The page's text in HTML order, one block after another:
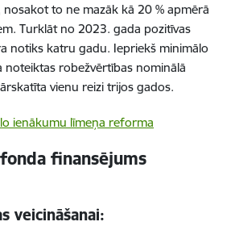
to ne mazāk kā 20 % apmērā
Turklāt no 2023. gada pozitīvas
notiks katru gadu. Iepriekš minimālo
noteiktas robežvērtības nominālā
vienu reizi trijos gados.
ienākumu līmeņa reforma
finansējums
veicināšanai: